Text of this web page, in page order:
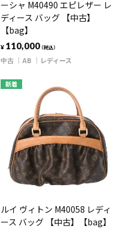
ーシャ M40490 エピレザー レ
ディース バッグ 【中古】
【bag】
¥ 110,000（税込）
中古 AB レディース
新着
ルイ ヴィトン M40058 レディ
ース バッグ 【中古】【bag】